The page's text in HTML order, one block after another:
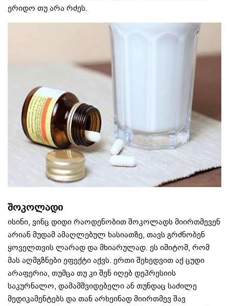
ერიდო თუ არა რძეს.
შოკოლადი
ისინი, ვინც დიდი რაოდენობით შოკოლადს მიირთმევენ
არიან მუდამ ამაღლებულ ხასიათზე, თავს გრძნობენ
ყოველთვის ლარად და მხიარულად. ეს იმიტომ, რომ
მას აღმგზნები ეფექტი აქვს. ერთი შეხედვით აქ ცუდი
არაფერია, თუმცა თუ კი შენ იღებ დეპრესიის
საკურნალო, დამამშვიდებელი ან თუნდაც საძილე
მედიკამენტებს და თან არხეინად მიირთმევ შავ